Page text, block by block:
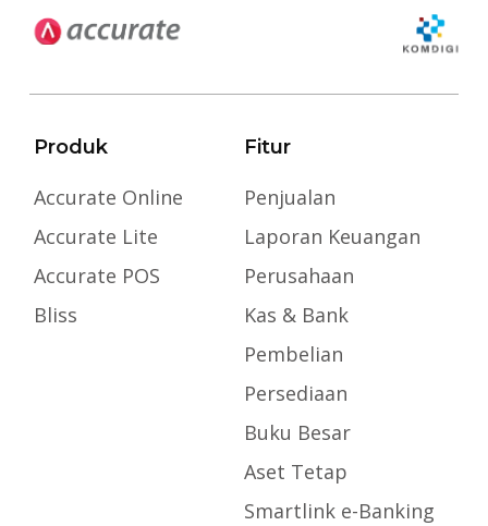
Produk
Accurate Online
Accurate Lite
Accurate POS
Bliss
Fitur
Penjualan
Laporan Keuangan
Perusahaan
Kas & Bank
Pembelian
Persediaan
Buku Besar
Aset Tetap
Smartlink e-Banking